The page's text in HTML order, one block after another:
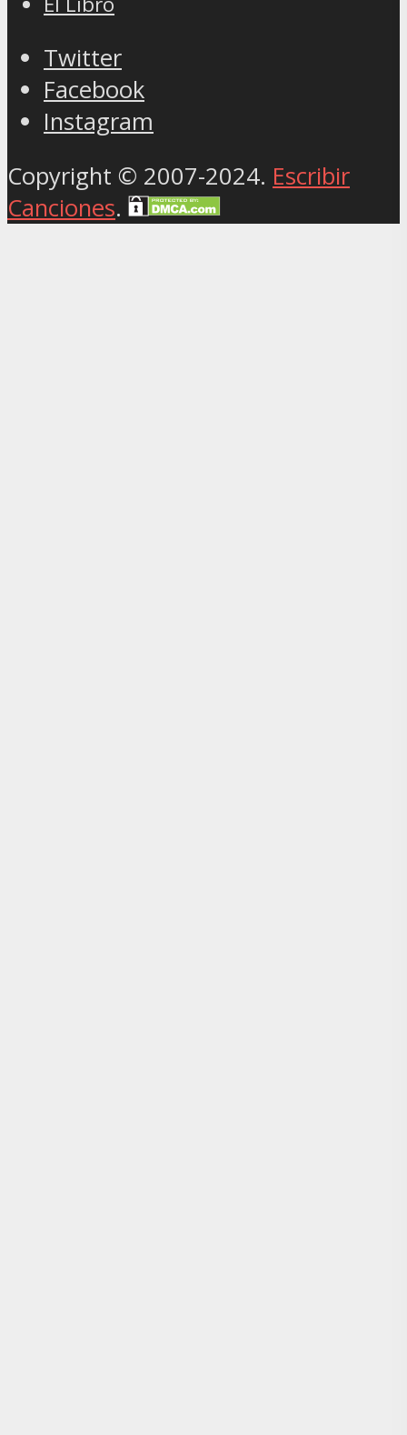
Twitter
Facebook
Instagram
Copyright © 2007-2024. Escribir
Canciones.